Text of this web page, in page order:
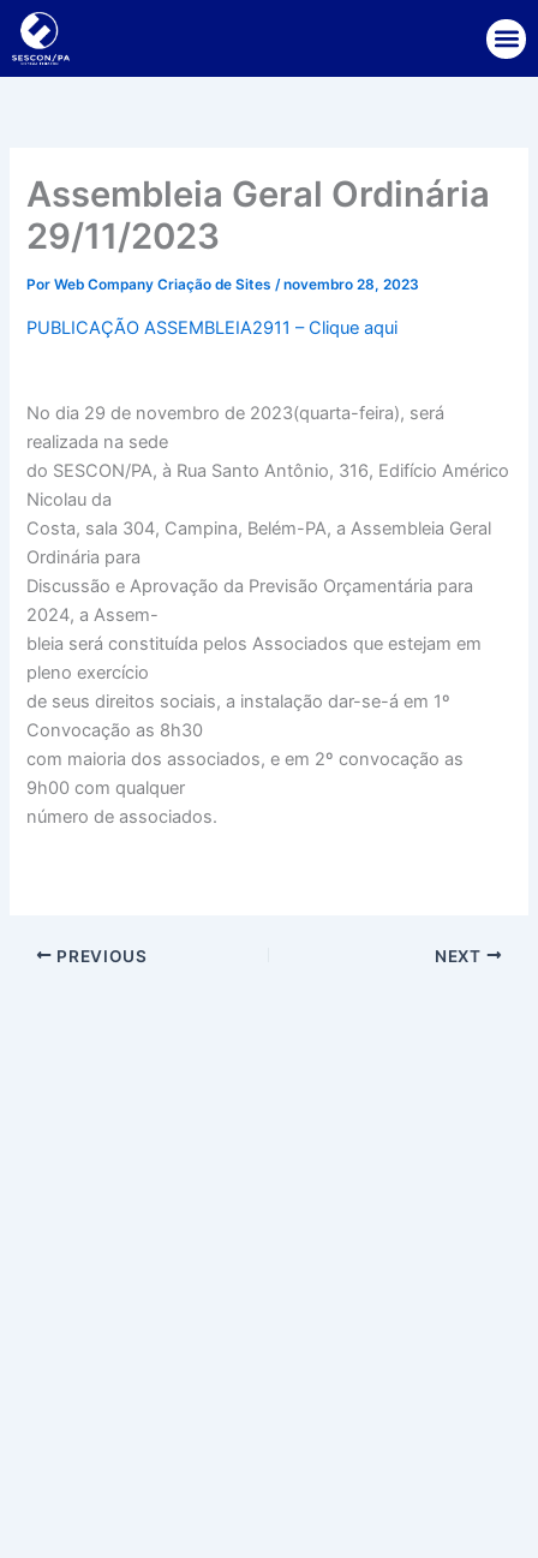
para
Assembleia Geral Ordinária
29/11/2023
PorWeb Company Criação de Sites/novembro 28, 2023
PUBLICAÇÃO ASSEMBLEIA2911 – Clique aqui
No dia 29 de novembro de 2023(quarta-feira), será
realizada na sede
do SESCON/PA, à Rua Santo Antônio, 316, Edifício Américo
Nicolau da
Costa, sala 304, Campina, Belém-PA, a Assembleia Geral
Ordinária para
Discussão e Aprovação da Previsão Orçamentária para
2024, a Assem-
bleia será constituída pelos Associados que estejam em
pleno exercício
de seus direitos sociais, a instalação dar-se-á em 1º
Convocação as 8h30
com maioria dos associados, e em 2º convocação as
9h00 com qualquer
número de associados.
PREVIOUS NEXT